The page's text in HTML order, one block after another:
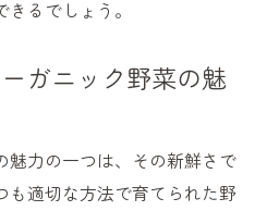
と連携したオーガニック
るでしょう。
ガニック野菜の魅
魅力の一つは、その新鮮さで
適切な方法で育てられた野